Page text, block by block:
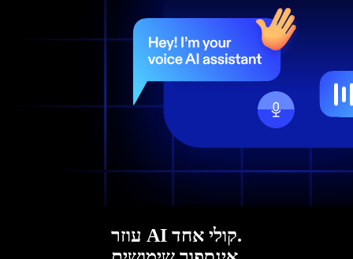
עוזר AI קולי אחד.